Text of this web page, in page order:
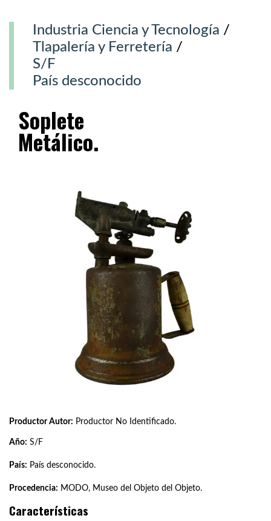
Industria Ciencia y Tecnología /
Tlapalería y Ferretería /
S/F
País desconocido
Soplete
Metálico.
Productor Autor: Productor No Identificado.
Año: S/F
País: País desconocido.
Procedencia: MODO, Museo del Objeto del Objeto.
Características